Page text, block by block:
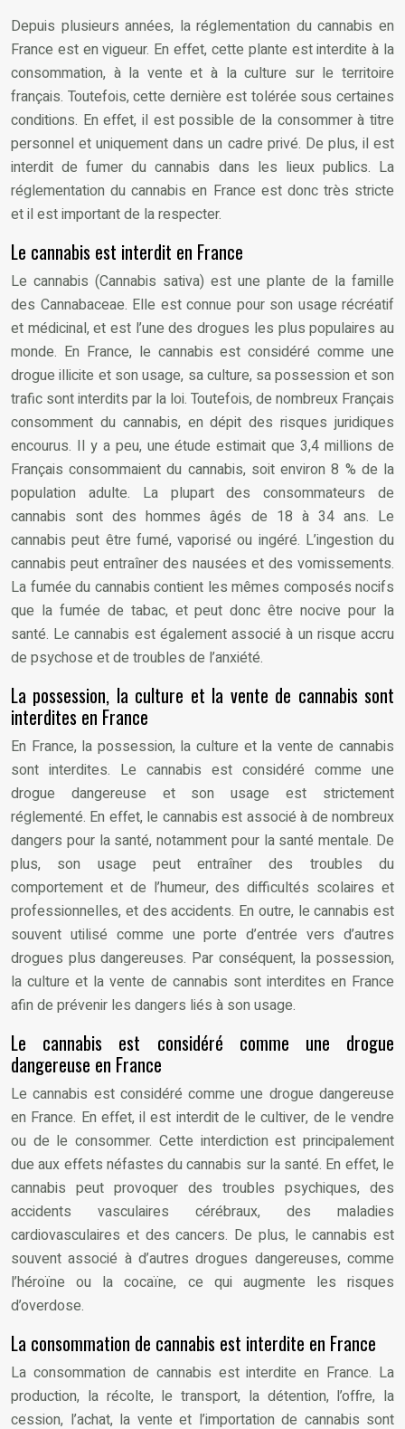
Depuis plusieurs années, la réglementation du cannabis en
France est en vigueur. En effet, cette plante est interdite à la
consommation, à la vente et à la culture sur le territoire
français. Toutefois, cette dernière est tolérée sous certaines
conditions. En effet, il est possible de la consommer à titre
personnel et uniquement dans un cadre privé. De plus, il est
interdit de fumer du cannabis dans les lieux publics. La
réglementation du cannabis en France est donc très stricte
et il est important de la respecter.
Le cannabis est interdit en France
Le cannabis (Cannabis sativa) est une plante de la famille
des Cannabaceae. Elle est connue pour son usage récréatif
et médicinal, et est l’une des drogues les plus populaires au
monde. En France, le cannabis est considéré comme une
drogue illicite et son usage, sa culture, sa possession et son
trafic sont interdits par la loi. Toutefois, de nombreux Français
consomment du cannabis, en dépit des risques juridiques
encourus. Il y a peu, une étude estimait que 3,4 millions de
Français consommaient du cannabis, soit environ 8 % de la
population adulte. La plupart des consommateurs de
cannabis sont des hommes âgés de 18 à 34 ans. Le
cannabis peut être fumé, vaporisé ou ingéré. L’ingestion du
cannabis peut entraîner des nausées et des vomissements.
La fumée du cannabis contient les mêmes composés nocifs
que la fumée de tabac, et peut donc être nocive pour la
santé. Le cannabis est également associé à un risque accru
de psychose et de troubles de l’anxiété.
La possession, la culture et la vente de cannabis sont
interdites en France
En France, la possession, la culture et la vente de cannabis
sont interdites. Le cannabis est considéré comme une
drogue dangereuse et son usage est strictement
réglementé. En effet, le cannabis est associé à de nombreux
dangers pour la santé, notamment pour la santé mentale. De
plus, son usage peut entraîner des troubles du
comportement et de l’humeur, des difficultés scolaires et
professionnelles, et des accidents. En outre, le cannabis est
souvent utilisé comme une porte d’entrée vers d’autres
drogues plus dangereuses. Par conséquent, la possession,
la culture et la vente de cannabis sont interdites en France
afin de prévenir les dangers liés à son usage.
Le cannabis est considéré comme une drogue
dangereuse en France
Le cannabis est considéré comme une drogue dangereuse
en France. En effet, il est interdit de le cultiver, de le vendre
ou de le consommer. Cette interdiction est principalement
due aux effets néfastes du cannabis sur la santé. En effet, le
cannabis peut provoquer des troubles psychiques, des
accidents vasculaires cérébraux, des maladies
cardiovasculaires et des cancers. De plus, le cannabis est
souvent associé à d’autres drogues dangereuses, comme
l’héroïne ou la cocaïne, ce qui augmente les risques
d’overdose.
La consommation de cannabis est interdite en France
La consommation de cannabis est interdite en France. La
production, la récolte, le transport, la détention, l’offre, la
cession, l’achat, la vente et l’importation de cannabis sont